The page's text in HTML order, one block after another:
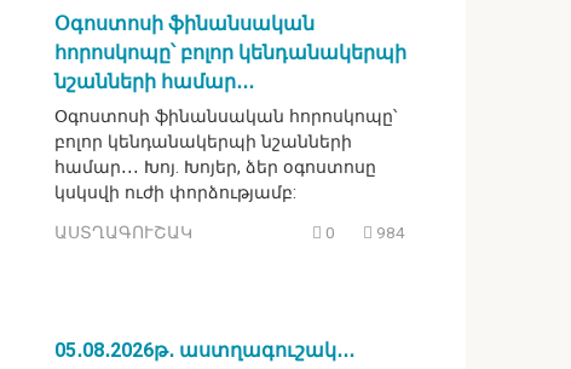
Օգոստոսի ֆինանսական
հորոսկոպը՝ բոլոր կենդանակերպի
նշանների համար․․․
Օգոստոսի ֆինանսական հորոսկոպը՝
բոլոր կենդանակերպի նշանների
համար․․․ Խոյ. Խոյեր, ձեր օգոստոսը
կսկսվի ուժի փորձությամբ:
ԱՍՏՂԱԳՈՒՇԱԿ 0 984
05․08․2026թ․ աստղագուշակ․․․